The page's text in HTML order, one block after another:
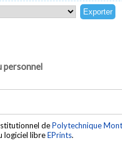
personnel
dePolytechnique
logiciel libreEPrints.